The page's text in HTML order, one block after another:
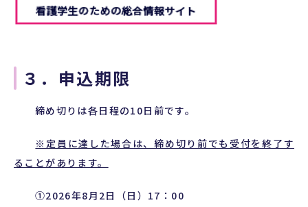
３．申込期限
締め切りは各日程の10日前です。
※定員に達した場合は、締め切り前でも受付を終了す
ることがあります。
①2026年8月2日（日）17：00